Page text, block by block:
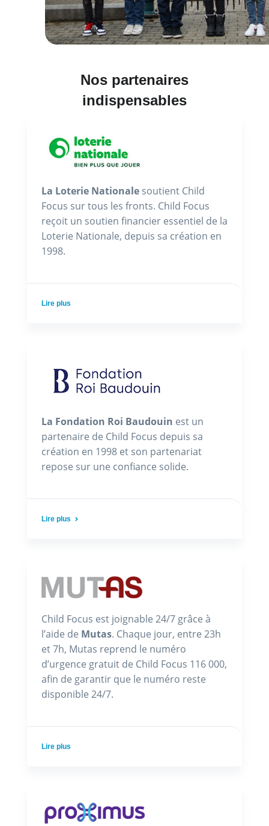
Nos partenaires
indispensables
La Loterie Nationale soutient Child
Focus sur tous les fronts. Child Focus
reçoit un soutien financier essentiel de la
Loterie Nationale, depuis sa création en
1998.
Lire plus
La Fondation Roi Baudouin est un
partenaire de Child Focus depuis sa
création en 1998 et son partenariat
repose sur une confiance solide.
Lire plus
Child Focus est joignable 24/7 grâce à
l’aide de Mutas. Chaque jour, entre 23h
et 7h, Mutas reprend le numéro
d’urgence gratuit de Child Focus 116 000,
afin de garantir que le numéro reste
disponible 24/7.
Lire plus